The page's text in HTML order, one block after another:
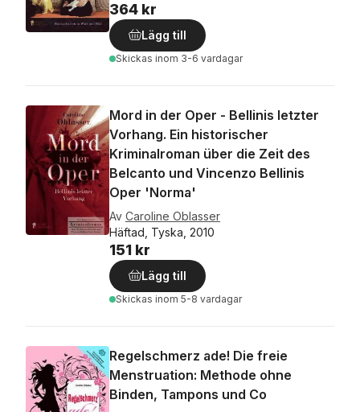
364 kr
Lägg till
Skickas inom 3-6 vardagar
Mord in der Oper - Bellinis letzter
Vorhang. Ein historischer
Kriminalroman über die Zeit des
Belcanto und Vincenzo Bellinis
Oper 'Norma'
Av Caroline Oblasser
Häftad, Tyska, 2010
151 kr
Lägg till
Skickas inom 5-8 vardagar
Regelschmerz ade! Die freie
Menstruation: Methode ohne
Binden, Tampons und Co